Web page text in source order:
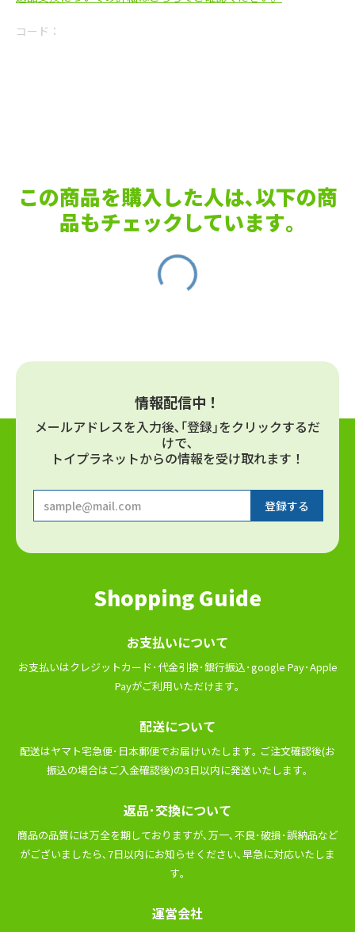
コード：
この商品を購入した人は､以下の商
品もチェックしています｡
情報配信中！
メールアドレスを⼊⼒後､｢登録｣をクリックするだ
けで､
トイプラネットからの情報を受け取れます！
Shopping Guide
お⽀払いについて
お⽀払いはクレジットカード･代⾦引換･銀⾏振込･google Pay･Apple
Payがご利⽤いただけます｡
配送について
配送はヤマト宅急便･⽇本郵便でお届けいたします｡ ご注⽂確認後(お
振込の場合はご⼊⾦確認後)の3⽇以内に発送いたします｡
返品･交換について
商品の品質には万全を期しておりますが､万⼀､不良･破損･誤納品など
がございましたら､7⽇以内にお知らせください､早急に対応いたしま
す｡
運営会社